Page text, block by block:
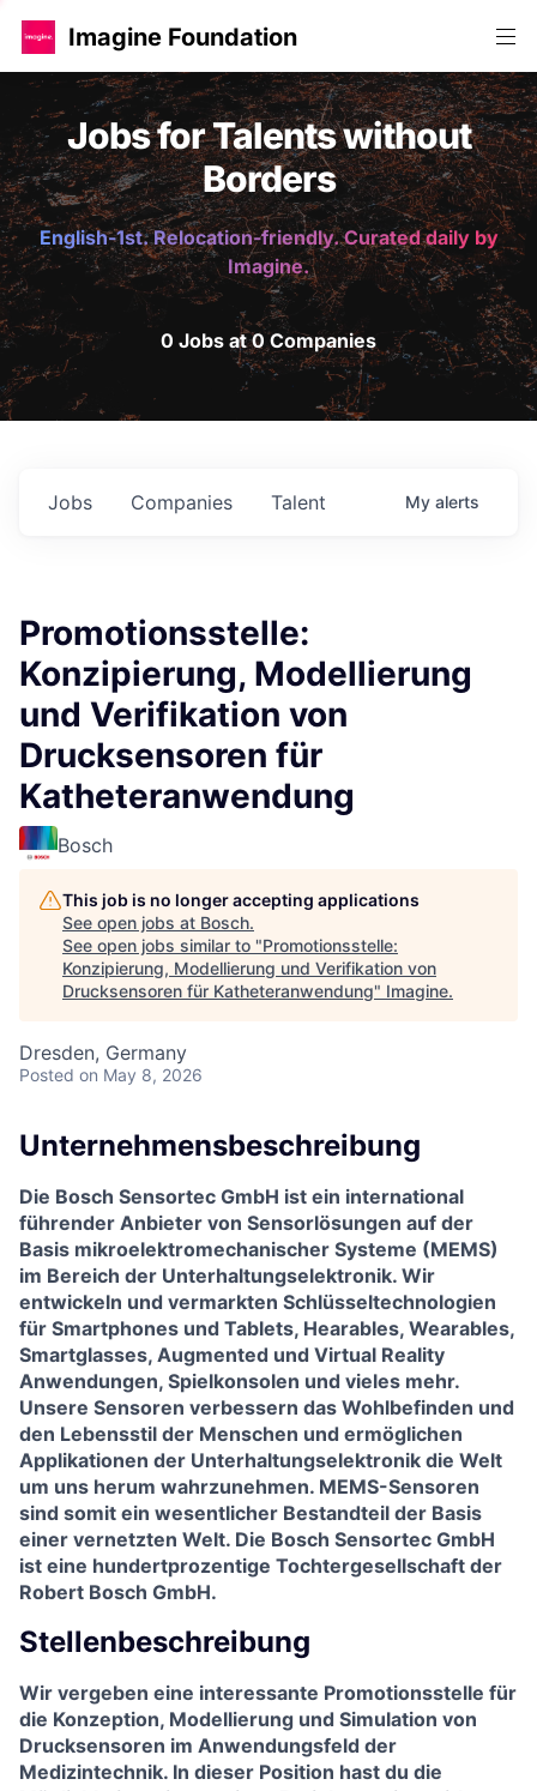
Imagine Foundation
Jobs for Talents without
Borders
English-1st. Relocation-friendly. Curated daily by
Imagine.
0 Jobs at 0 Companies
Jobs Companies Talent My alerts
Promotionsstelle:
Konzipierung, Modellierung
und Verifikation von
Drucksensoren für
Katheteranwendung
Bosch
This job is no longer accepting applications
See open jobs at Bosch.
See open jobs similar to "Promotionsstelle:
Konzipierung, Modellierung und Verifikation von
Drucksensoren für Katheteranwendung" Imagine.
Dresden, Germany
Posted on May 8, 2026
Unternehmensbeschreibung
Die Bosch Sensortec GmbH ist ein international
führender Anbieter von Sensorlösungen auf der
Basis mikroelektromechanischer Systeme (MEMS)
im Bereich der Unterhaltungselektronik. Wir
entwickeln und vermarkten Schlüsseltechnologien
für Smartphones und Tablets, Hearables, Wearables,
Smartglasses, Augmented und Virtual Reality
Anwendungen, Spielkonsolen und vieles mehr.
Unsere Sensoren verbessern das Wohlbefinden und
den Lebensstil der Menschen und ermöglichen
Applikationen der Unterhaltungselektronik die Welt
um uns herum wahrzunehmen. MEMS-Sensoren
sind somit ein wesentlicher Bestandteil der Basis
einer vernetzten Welt. Die Bosch Sensortec GmbH
ist eine hundertprozentige Tochtergesellschaft der
Robert Bosch GmbH.
Stellenbeschreibung
Wir vergeben eine interessante Promotionsstelle für
die Konzeption, Modellierung und Simulation von
Drucksensoren im Anwendungsfeld der
Medizintechnik. In dieser Position hast du die